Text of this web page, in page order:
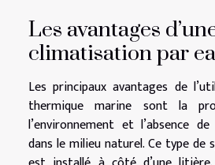
Les avantages
climatisation par
Les principaux avantages de
thermique marine sont la
l’environnement et l’absence
dans le milieu naturel. Ce type de